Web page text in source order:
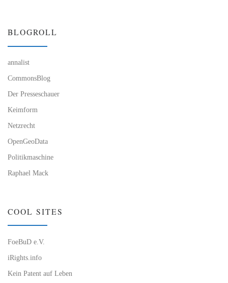
BLOGROLL
annalist
CommonsBlog
Der Presseschauer
Keimform
Netzrecht
OpenGeoData
Politikmaschine
Raphael Mack
COOL SITES
FoeBuD e.V.
iRights.info
Kein Patent auf Leben